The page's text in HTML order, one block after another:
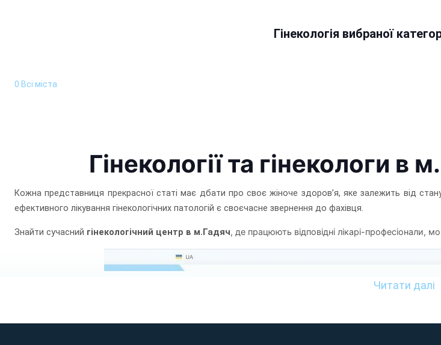
Гінекологія вибраної
0 Всі міста
Гінекології та гінекологи в
Кожна представниця прекрасної статі має дбати про своє жіноче здоров’я, яке залежить від
ефективного лікування гінекологічних патологій є своєчасне звернення до фахівця.
Знайти сучасний гінекологічний центр в м.Гадяч, де працюють відповідні лікарі-професіонали,
Читати далі